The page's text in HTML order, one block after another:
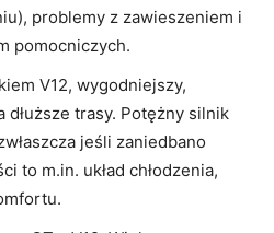
problemy z zawieszeniem i
pomocniczych.
V12, wygodniejszy,
dłuższe trasy. Potężny silnik
jeśli zaniedbano
to m.in. układ chłodzenia,